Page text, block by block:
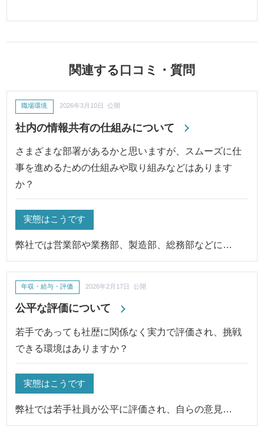
関連する口コミ・質問
社内の情報共有の仕組みについて
職場環境 2026年3月10日 公開
さまざまな部署があるかと思いますが、スムーズに仕
事を進めるための仕組みや取り組みなどはあります
か？
実態はこうです
弊社では営業部や業務部、製造部、総務部などに…
公平な評価について
年収・給与・評価 2026年2月17日 公開
若手であっても社歴に関係なく実力で評価され、挑戦
できる環境はありますか？
実態はこうです
弊社では若手社員が公平に評価され、自らの意見…